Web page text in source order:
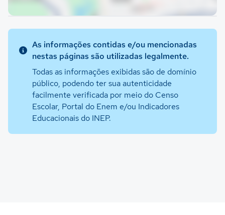
As informações contidas e/ou mencionadas
nestas páginas são utilizadas legalmente.
Todas as informações exibidas são de domínio
público, podendo ter sua autenticidade
facilmente verificada por meio do Censo
Escolar, Portal do Enem e/ou Indicadores
Educacionais do INEP.